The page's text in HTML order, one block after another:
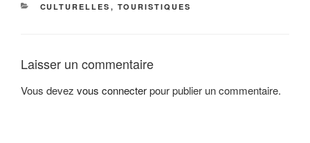
CATÉGORIES
CULTURELLES , TOURISTIQUES
Laisser un commentaire
Vous devez vous connecterpour publier un commentaire.